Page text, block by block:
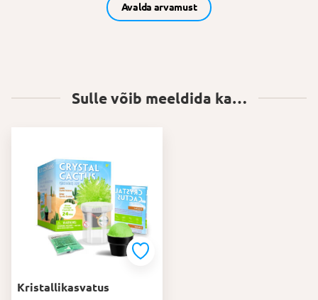
Avalda arvamust
Sulle võib meeldida ka…
Kristallikasvatus